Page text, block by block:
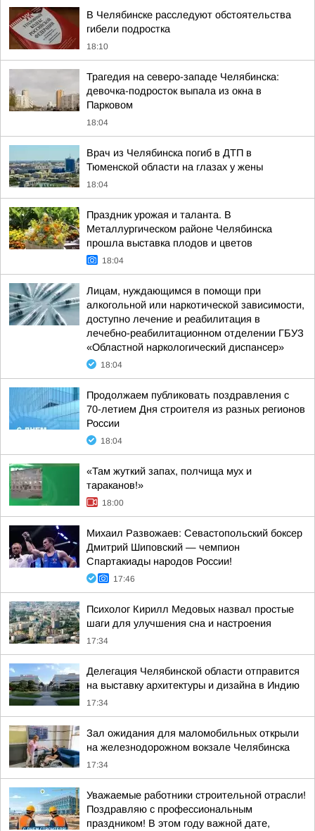
В Челябинске расследуют обстоятельства
гибели подростка
18:10
Трагедия на северо-западе Челябинска:
девочка-подросток выпала из окна в
Парковом
18:04
Врач из Челябинска погиб в ДТП в
Тюменской области на глазах у жены
18:04
Праздник урожая и таланта. В
Металлургическом районе Челябинска
прошла выставка плодов и цветов
18:04
Лицам, нуждающимся в помощи при
алкогольной или наркотической зависимости,
доступно лечение и реабилитация в
лечебно-реабилитационном отделении ГБУЗ
«Областной наркологический диспансер»
18:04
Продолжаем публиковать поздравления с
70-летием Дня строителя из разных регионов
России
18:04
«Там жуткий запах, полчища мух и
тараканов!»
18:00
Михаил Развожаев: Севастопольский боксер
Дмитрий Шиповский — чемпион
Спартакиады народов России!
17:46
Психолог Кирилл Медовых назвал простые
шаги для улучшения сна и настроения
17:34
Делегация Челябинской области отправится
на выставку архитектуры и дизайна в Индию
17:34
Зал ожидания для маломобильных открыли
на железнодорожном вокзале Челябинска
17:34
Уважаемые работники строительной отрасли!
Поздравляю с профессиональным
праздником! В этом году важной дате,